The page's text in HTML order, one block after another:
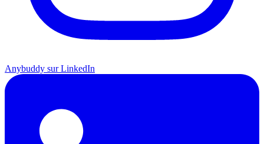
Anybuddy sur LinkedIn